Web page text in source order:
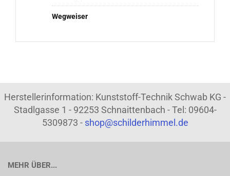
Wegweiser
Herstellerinformation: Kunststoff-Technik Schwab KG -
Stadlgasse 1 - 92253 Schnaittenbach - Tel: 09604-
5309873 - shop@schilderhimmel.de
MEHR ÜBER...